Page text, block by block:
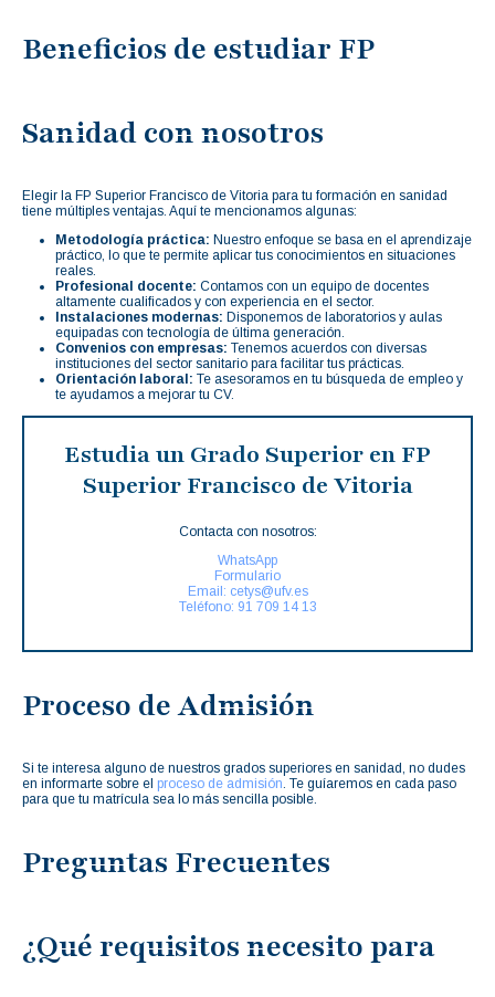
Beneficios de estudiar FP
Sanidad con nosotros
Elegir la FP Superior Francisco de Vitoria para tu formación en sanidad
tiene múltiples ventajas. Aquí te mencionamos algunas:
Metodología práctica: Nuestro enfoque se basa en el aprendizaje
práctico, lo que te permite aplicar tus conocimientos en situaciones
reales.
Profesional docente: Contamos con un equipo de docentes
altamente cualificados y con experiencia en el sector.
Instalaciones modernas: Disponemos de laboratorios y aulas
equipadas con tecnología de última generación.
Convenios con empresas: Tenemos acuerdos con diversas
instituciones del sector sanitario para facilitar tus prácticas.
Orientación laboral: Te asesoramos en tu búsqueda de empleo y
te ayudamos a mejorar tu CV.
Estudia un Grado Superior en FP
Superior Francisco de Vitoria
Contacta con nosotros:
WhatsApp
Formulario
Email: cetys@ufv.es
Teléfono: 91 709 14 13
Proceso de Admisión
Si te interesa alguno de nuestros grados superiores en sanidad, no dudes
en informarte sobre el proceso de admisión. Te guíaremos en cada paso
para que tu matrícula sea lo más sencilla posible.
Preguntas Frecuentes
¿Qué requisitos necesito para